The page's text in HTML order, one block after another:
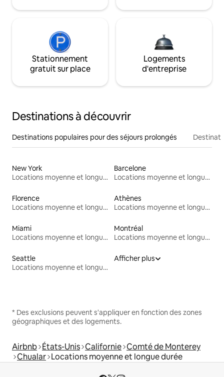
Stationnement
gratuit sur place
Logements
d'entreprise
Destinations à découvrir
Destinations populaires pour des séjours prolongés
New York
Locations moyenne et longue durée
Barcelone
Locations moyenne et longue durée
Florence
Locations moyenne et longue durée
Athènes
Locations moyenne et longue durée
Miami
Locations moyenne et longue durée
Montréal
Locations moyenne et longue durée
Seattle
Locations moyenne et longue durée
Afficher plus
* Des exclusions peuvent s'appliquer en fonction des zones
géographiques et des logements.
Airbnb États-Unis Californie Comté de Monterey
Chualar Locations moyenne et longue durée